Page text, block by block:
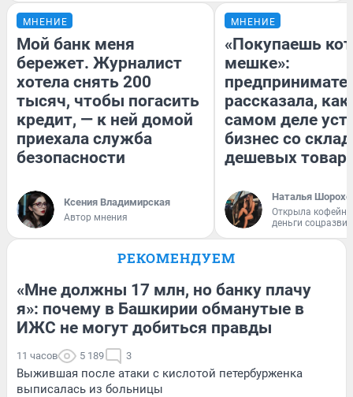
МНЕНИЕ
Мой банк меня
бережет. Журналист
хотела снять 200
тысяч, чтобы погасить
кредит, — к ней домой
приехала служба
безопасности
Ксения Владимирская
Автор мнения
МНЕНИЕ
«Покупаешь
мешке»:
рассказала, как
самом деле
бизнес со
дешевых
Наталья
Открыла
деньги
РЕКОМЕНДУЕМ
«Мне должны 17 млн, но банку плачу
я»: почему в Башкирии обманутые в
ИЖС не могут добиться правды
11 часов 5 189 3
Выжившая после атаки с кислотой петербурженка
выписалась из больницы